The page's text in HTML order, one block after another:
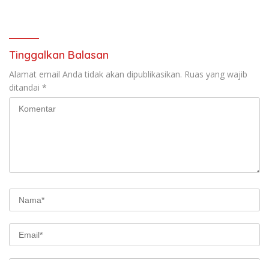
Tinggalkan Balasan
Alamat email Anda tidak akan dipublikasikan. Ruas yang wajib
ditandai *